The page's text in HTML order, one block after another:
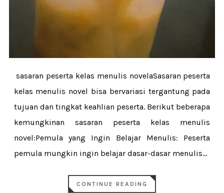
sasaran peserta kelas menulis novelaSasaran peserta
kelas menulis novel bisa bervariasi tergantung pada
tujuan dan tingkat keahlian peserta. Berikut beberapa
kemungkinan sasaran peserta kelas menulis
novel:Pemula yang Ingin Belajar Menulis: Peserta
pemula mungkin ingin belajar dasar-dasar menulis...
CONTINUE READING